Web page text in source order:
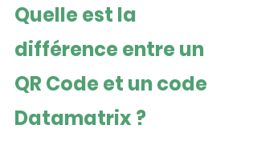
Quelle est la
différence entre un
QR Code et un code
Datamatrix ?